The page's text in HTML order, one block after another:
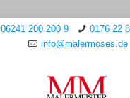
06241 200 200 9
0176 22
info@malermoses.de